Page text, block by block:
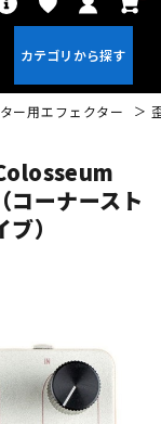
コギ/エレアコ
ーカッション
ー用エフェクター
Colosseum
ーナースト
）